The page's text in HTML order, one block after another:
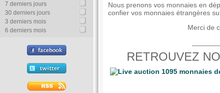
7 derniers jours
30 derniers jours
3 derniers mois
6 derniers mois
Nous prenons vos monnaies en
confier vos monnaies étrangères
Merci de
RETROUVEZ